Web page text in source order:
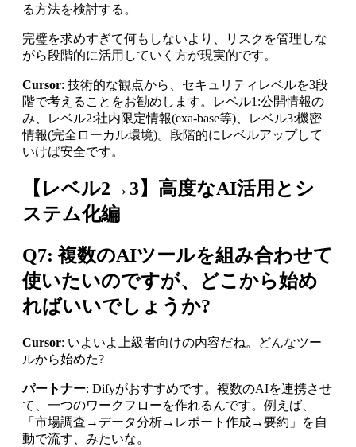
る方法を検討する。
完璧を求めすぎて何もしないより、リスクを管理しな
がら段階的に活用していく方が現実的です。
Cursor: 技術的な観点から、セキュリティレベルを3段
階で考えることをお勧めします。レベル1:公開情報の
み、レベル2:社内限定情報(exa-base等)、レベル3:機密
情報(完全ローカル環境)。段階的にレベルアップして
いけば安全です。
【レベル2→3】高度なAI活用とシ
ステム化編
Q7: 複数のAIツールを組み合わせて
使いたいのですが、どこから始め
ればいいでしょうか?
Cursor: いよいよ上級者向けの内容だね。どんなツー
ルから始めた?
パートナー: Difyがおすすめです。複数のAIを連携させ
て、一つのワークフローを作れるんです。例えば、
「市場調査→データ分析→レポート作成→要約」を自
動で流す、みたいな。